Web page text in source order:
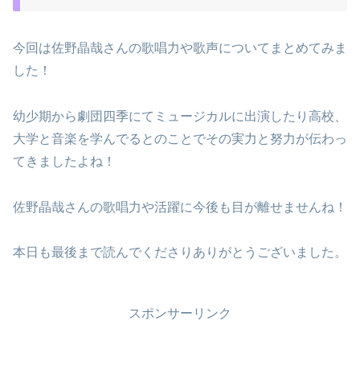
今回は佐野晶哉さんの歌唱力や歌声についてまとめてみま
した！
幼少期から劇団四季にてミュージカルに出演したり高校、
大学と音楽を学んでるとのことでその実力と努力が伝わっ
てきましたよね！
佐野晶哉さんの歌唱力や活躍に今後も目が離せませんね！
本日も最後まで読んでくださりありがとうございました。
スポンサーリンク